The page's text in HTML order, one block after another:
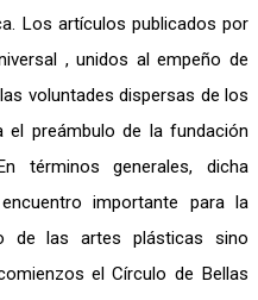
Los artículos publicados por
, unidos al empeño de
voluntades dispersas de los
el preámbulo de la fundación
términos generales, dicha
importante para la
de las artes plásticas sino
el Círculo de Bellas